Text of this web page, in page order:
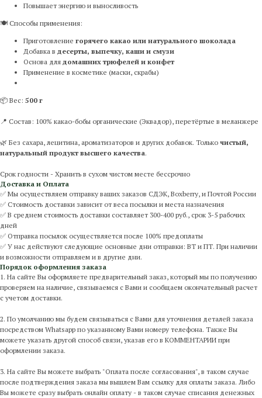
Повышает энергию и выносливость
🍽 Способы применения:
Приготовление горячего какао или натурального шоколада
Добавка в десерты, выпечку, каши и смузи
Основа для домашних трюфелей и конфет
Применение в косметике (маски, скрабы)
📦 Вес: 500 г
📍 Состав: 100% какао-бобы органические (Эквадор), перетёртые в меланжере
🌿 Без сахара, лецитина, ароматизаторов и других добавок. Только чистый,
натуральный продукт высшего качества.
Срок годности - Хранить в сухом чистом месте бессрочно
Доставка и Оплата
✅ Мы осуществляем отправку ваших заказов СДЭК, Boxberry, и Почтой России
✅ Стоимость доставки зависит от веса посылки и места назначения
✅ В среднем стоимость доставки составляет 300-400 руб., срок 3-5 рабочих
дней
✅ Отправка посылок осуществляется после 100% предоплаты
✅ У нас действуют следующие основные дни отправки: ВТ и ПТ. При наличии
и возможности отправляем и в другие дни.
Порядок оформления заказа
1. На сайте Вы оформляете предварительный заказ, который мы по получению
проверяем на наличие, связываемся с Вами и сообщаем окончательный расчет
с учетом доставки.
2. По умолчанию мы будем связываться с Вами для уточнения деталей заказа
посредством Whatsapp по указанному Вами номеру телефона. Также Вы
можете указать другой способ связи, указав его в КОММЕНТАРИИ при
оформлении заказа.
3. На сайте Вы можете выбрать "Оплата после согласования", в таком случае
после подтверждения заказа мы вышлем Вам ссылку для оплаты заказа. Либо
Вы можете сразу выбрать онлайн оплату - в таком случае списания денежных